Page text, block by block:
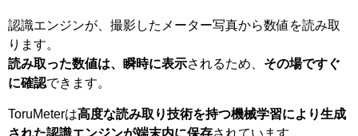
認識エンジンが、撮影したメーター写真から数値を読み取
ります。
読み取った数値は、瞬時に表示されるため、 その場ですぐ
に確認できます。
ToruMeterは高度な読み取り技術を持つ機械学習により生成